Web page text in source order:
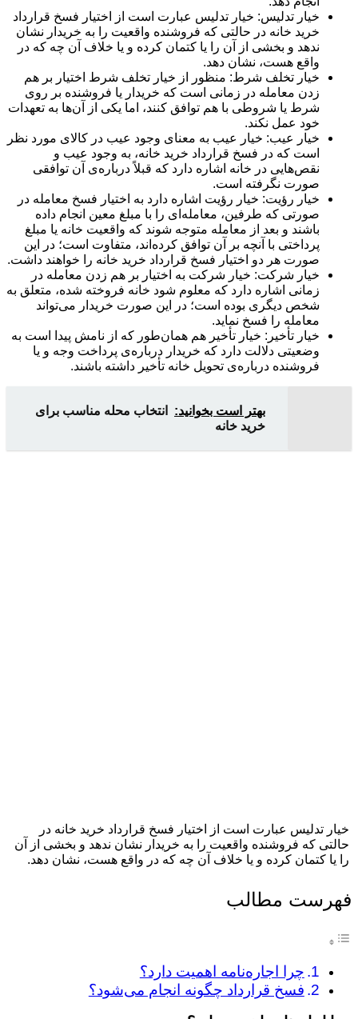
خیار تدلیس: خیار تدلیس عبارت است از اختیار فسخ قرارداد
خرید خانه در حالتی که فروشنده واقعیت را به خریدار نشان
ندهد و بخشی از آن را یا کتمان کرده و یا خلاف آن چه که در
واقع هست، نشان دهد.
خیار تخلف شرط: منظور از خیار تخلف شرط اختیار بر هم
زدن معامله در زمانی است که خریدار یا فروشنده بر روی
شرط یا شروطی با هم توافق کنند، اما یکی از آن‌ها به تعهدات
خود عمل نکند.
خیار عیب: خیار عیب به معنای وجود عیب در کالای مورد نظر
است که در فسخ قرارداد خرید خانه، به وجود عیب و
نقص‌هایی در خانه اشاره دارد که قبلاً درباره‌ی آن توافقی
صورت نگرفته است.
خیار رؤیت: خیار رؤیت اشاره دارد به اختیار فسخ معامله در
صورتی که طرفین، معامله‌ای را با مبلغ معین انجام داده
باشند و بعد از معامله متوجه شوند که واقعیت خانه یا مبلغ
پرداختی با آنچه بر آن توافق کرده‌اند، متفاوت است؛ در این
صورت هر دو اختیار فسخ قرارداد خرید خانه را خواهند داشت.
خیار شرکت: خیار شرکت به اختیار بر هم زدن معامله در
زمانی اشاره دارد که معلوم شود خانه فروخته شده، متعلق به
شخص دیگری بوده است؛ در این صورت خریدار می‌تواند
معامله را فسخ نماید.
خیار تأخیر: خیار تأخیر هم همان‌طور که از نامش پیدا است به
وضعیتی دلالت دارد که خریدار درباره‌ی پرداخت وجه و یا
فروشنده درباره‌ی تحویل خانه تأخیر داشته باشند.
بهتر است بخوانید:
انتخاب محله مناسب برای
خرید خانه
خیار تدلیس عبارت است از اختیار فسخ قرارداد خرید خانه در
حالتی که فروشنده واقعیت را به خریدار نشان ندهد و بخشی از آن
را یا کتمان کرده و یا خلاف آن چه که در واقع هست، نشان دهد.
فهرست مطالب
چرا اجاره‌نامه اهمیت دارد؟
فسخ قرارداد چگونه انجام می‌شود؟